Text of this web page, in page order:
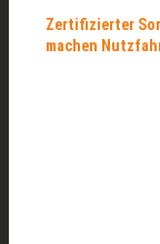
Zertifizierter
machen